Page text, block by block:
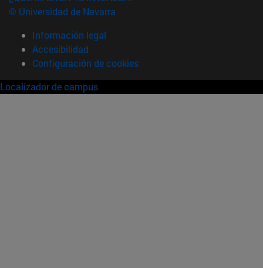
© Universidad de Navarra
Información legal
Accesibilidad
Configuración de cookies
Localizador de campus